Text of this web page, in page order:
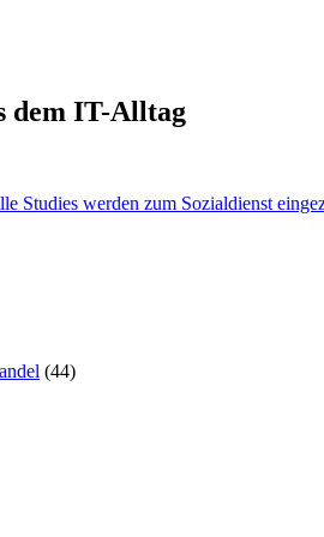
dem IT-Alltag
Studies werden zum Sozialdienst
(44)